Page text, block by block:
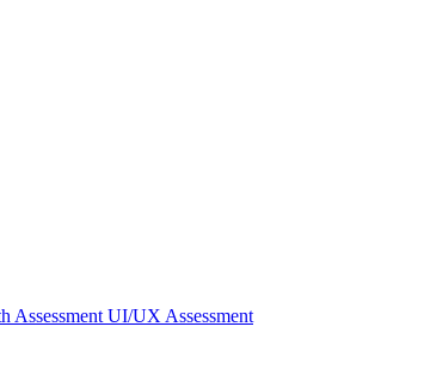
Assessment UI/UX Assessment